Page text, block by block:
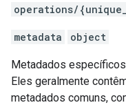
operations/
metadata object
Metadados
Eles geralmente
metadados comuns,